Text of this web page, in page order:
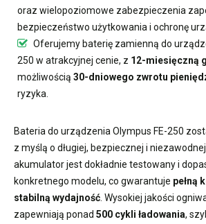
oraz wielopoziomowe zabezpieczenia
bezpieczeństwo użytkowania i ochronę
Oferujemybaterię zamienną do
250 w atrakcyjnej cenie, z 12-miesięczną
możliwością 30-dniowego zwrotu
ryzyka.
Bateria do urządzenia Olympus FE-250
z myślą o długiej, bezpiecznej i
akumulator jest dokładnie testowany i
konkretnego modelu, co gwarantuje pełną
stabilną wydajność . Wysokiej jakości
zapewniają ponad 500 cykli ładowania,